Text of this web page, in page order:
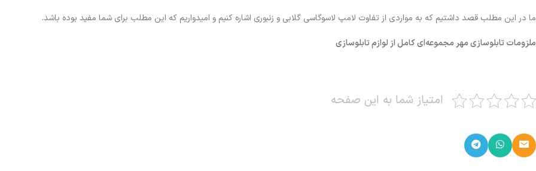
ما در این مطلب قصد داشتیم که به مواردی از تفاوت لامپ لاسوگاسی گلابی و زنبوری اشاره کنیم و امیدواریم که این مطلب برای شما مفید بوده باشد.
ملزومات تابلوسازی مهر مجموعه‌ای کامل از لوازم تابلوسازی
امتیاز شما به این صفحه